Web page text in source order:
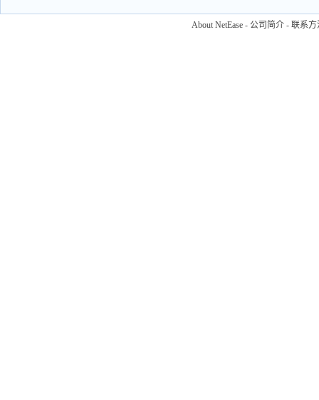
About NetEase - 公司简介 - 联系方